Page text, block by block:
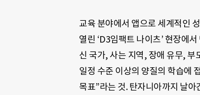
교육 분야에서 앱으로 세계적인
열린 ‘D3임팩트 나이츠’ 현장에
신 국가, 사는 지역, 장애 유무, 부
일정 수준 이상의 양질의 학습에
목표”라는 것. 탄자니아까지 날